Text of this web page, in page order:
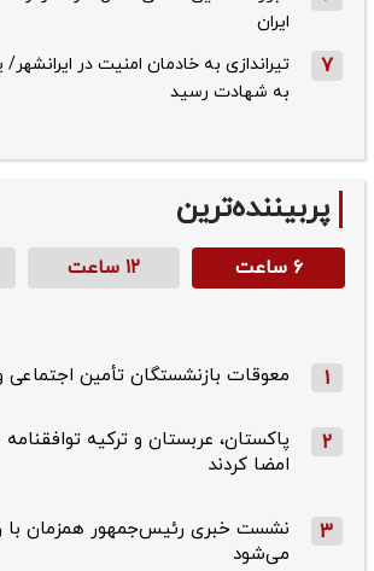
ایران
7
تیراندازی به خادمان امنیت در
به شهادت رسید
پربیننده‌ترین
۶ ساعت ۱۲ ساعت
1 معوقات بازنشستگان تأمین اجتماعی
2
پاکستان، عربستان و ترکیه
امضا کردند
3
نشست خبری رئیس‌جمهور همزمان با روز
می‌شود